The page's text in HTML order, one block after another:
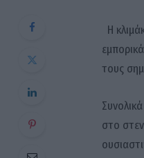
Η
τους
στο